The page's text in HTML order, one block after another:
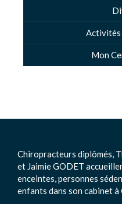
Activités
Mon
Chiropracteurs diplômés,
et Jaimie GODET
enceintes, personnes
enfants dans son cabinet à